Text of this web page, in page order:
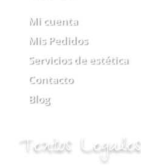
Mi cuenta
Mis Pedidos
Servicios de estética
Contacto
Blog
Textos Legales